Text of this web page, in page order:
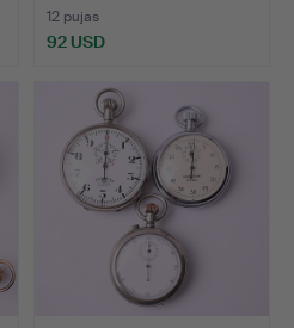
12 pujas
92 USD